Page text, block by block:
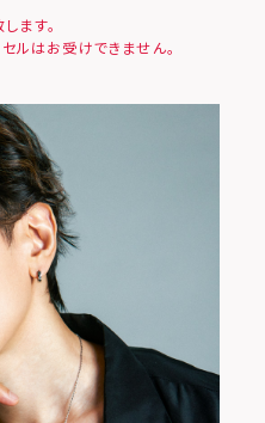
ます。
ルはお受けできません。